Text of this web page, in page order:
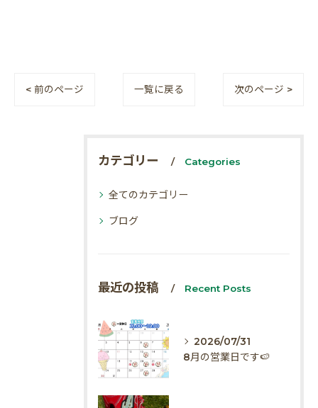
< 前のページ 一覧に戻る 次のページ >
カテゴリー Categories
全てのカテゴリー
ブログ
最近の投稿 Recent Posts
2026/07/31
8月の営業日です🍉